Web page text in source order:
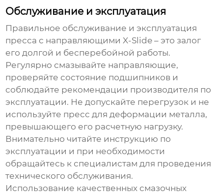
Обслуживание и эксплуатация
Правильное обслуживание и эксплуатация
пресса с направляющими X-Slide – это залог
его долгой и бесперебойной работы.
Регулярно смазывайте направляющие,
проверяйте состояние подшипников и
соблюдайте рекомендации производителя по
эксплуатации. Не допускайте перегрузок и не
используйте пресс для деформации металла,
превышающего его расчетную нагрузку.
Внимательно читайте инструкцию по
эксплуатации и при необходимости
обращайтесь к специалистам для проведения
технического обслуживания.
Использование качественных смазочных